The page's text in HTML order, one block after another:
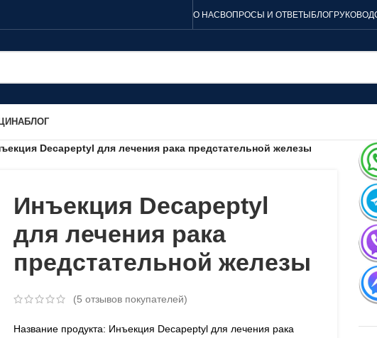
О НАСВОПРОСЫ И ОТВЕТЫБЛОГ
БЛОГ
Decapeptyl для лечения рака предстательной железы
Инъекция Decapeptyl
для лечения рака
предстательной железы
(5 отзывов покупателей)
Название продукта: Инъекция Decapeptyl для лечения рака